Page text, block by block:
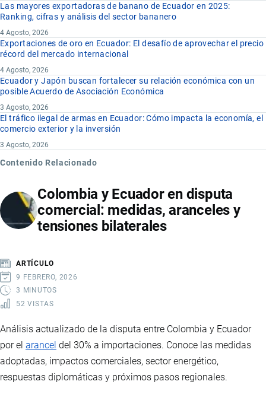
Las mayores exportadoras de banano de Ecuador en 2025:
Ranking, cifras y análisis del sector bananero
4 Agosto, 2026
Exportaciones de oro en Ecuador: El desafío de aprovechar el precio
récord del mercado internacional
4 Agosto, 2026
Ecuador y Japón buscan fortalecer su relación económica con un
posible Acuerdo de Asociación Económica
3 Agosto, 2026
El tráfico ilegal de armas en Ecuador: Cómo impacta la economía, el
comercio exterior y la inversión
3 Agosto, 2026
Contenido Relacionado
Colombia y Ecuador en disputa
comercial: medidas, aranceles y
tensiones bilaterales
ARTÍCULO
9 FEBRERO, 2026
3 MINUTOS
52 VISTAS
Análisis actualizado de la disputa entre Colombia y Ecuador
por el arancel del 30% a importaciones. Conoce las medidas
adoptadas, impactos comerciales, sector energético,
respuestas diplomáticas y próximos pasos regionales.